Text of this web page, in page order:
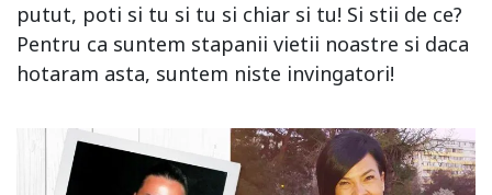
putut, poti si tu si tu si chiar si tu! Si stii de ce?
Pentru ca suntem stapanii vietii noastre si daca
hotaram asta, suntem niste invingatori!